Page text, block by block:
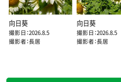
向日葵
撮影日：2026.8.5
撮影者：長居
向日葵
撮影日：2026.8.5
撮影者：長居